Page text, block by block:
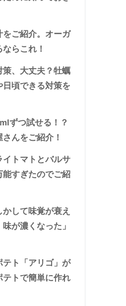
をご紹介。オーガ
らこれ！
策、大丈夫？牡蠣
頃できる対策を
ずつ試せる！？
んをご紹介！
トマトとバルサ
能すぎたのでご紹
して味覚が衰え
が濃くなった」
テト「アリゴ」が
トで簡単に作れ